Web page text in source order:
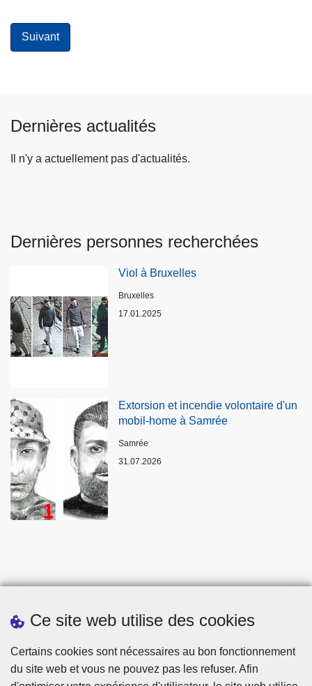
Ce site web utilise des cookies
Certains cookies sont nécessaires au bon fonctionnement
du site web et vous ne pouvez pas les refuser. Afin
Dernières actualités
Il n'y a actuellement pas d'actualités.
Dernières personnes recherchées
Viol à Bruxelles
Lieux
Bruxelles
17.01.2025
Extorsion et incendie volontaire d'un
mobil-home à Samrée
Lieux
Samrée
31.07.2026
Statistiques